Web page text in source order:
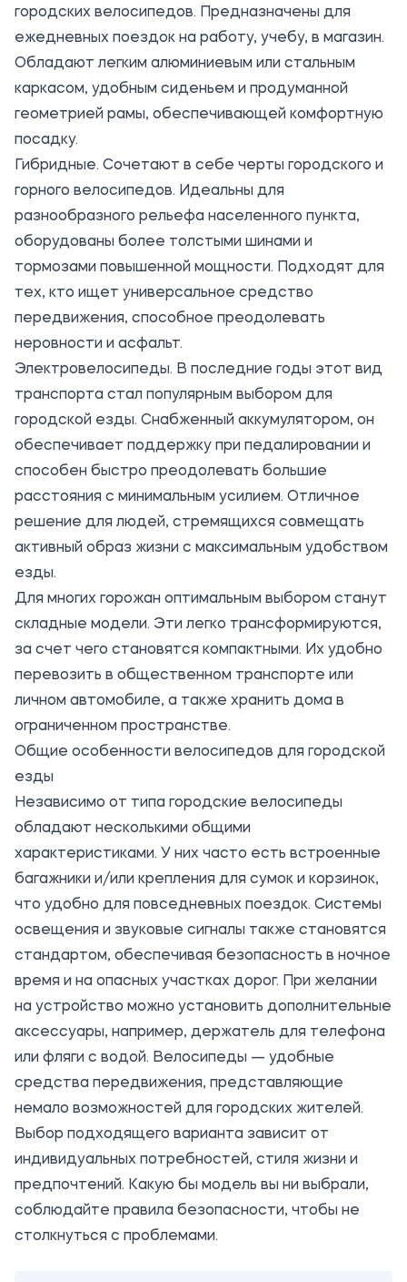
городских велосипедов. Предназначены для
ежедневных поездок на работу, учебу, в магазин.
Обладают легким алюминиевым или стальным
каркасом, удобным сиденьем и продуманной
геометрией рамы, обеспечивающей комфортную
посадку.
Гибридные. Сочетают в себе черты городского и
горного велосипедов. Идеальны для
разнообразного рельефа населенного пункта,
оборудованы более толстыми шинами и
тормозами повышенной мощности. Подходят для
тех, кто ищет универсальное средство
передвижения, способное преодолевать
неровности и асфальт.
Электровелосипеды. В последние годы этот вид
транспорта стал популярным выбором для
городской езды. Снабженный аккумулятором, он
обеспечивает поддержку при педалировании и
способен быстро преодолевать большие
расстояния с минимальным усилием. Отличное
решение для людей, стремящихся совмещать
активный образ жизни с максимальным удобством
езды.
Для многих горожан оптимальным выбором станут
складные модели. Эти легко трансформируются,
за счет чего становятся компактными. Их удобно
перевозить в общественном транспорте или
личном автомобиле, а также хранить дома в
ограниченном пространстве.
Общие особенности велосипедов для городской
езды
Независимо от типа городские велосипеды
обладают несколькими общими
характеристиками. У них часто есть встроенные
багажники и/или крепления для сумок и корзинок,
что удобно для повседневных поездок. Системы
освещения и звуковые сигналы также становятся
стандартом, обеспечивая безопасность в ночное
время и на опасных участках дорог. При желании
на устройство можно установить дополнительные
аксессуары, например, держатель для телефона
или фляги с водой. Велосипеды — удобные
средства передвижения, представляющие
немало возможностей для городских жителей.
Выбор подходящего варианта зависит от
индивидуальных потребностей, стиля жизни и
предпочтений. Какую бы модель вы ни выбрали,
соблюдайте правила безопасности, чтобы не
столкнуться с проблемами.